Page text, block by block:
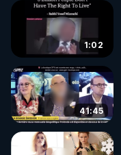
1:02
41:45